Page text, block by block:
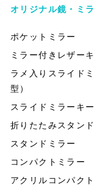
オリジナル鏡・ミ
ポケットミラー
ミラー付きレザー
ラメ入りスライド
型）
スライドミラーキ
折りたたみスタン
スタンドミラー
コンパクトミラー
アクリルコンパク